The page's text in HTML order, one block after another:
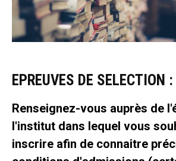
EPREUVES DE SELECTION :
Renseignez-vous auprès de
l'institut dans lequel vous
inscrire afin de connaitre